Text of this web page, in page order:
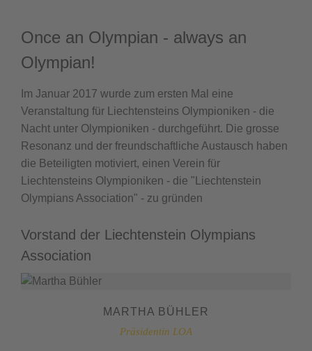
Once an Olympian - always an
Olympian!
Im Januar 2017 wurde zum ersten Mal eine
Veranstaltung für Liechtensteins Olympioniken - die
Nacht unter Olympioniken - durchgeführt. Die grosse
Resonanz und der freundschaftliche Austausch haben
die Beteiligten motiviert, einen Verein für
Liechtensteins Olympioniken - die "Liechtenstein
Olympians Association" - zu gründen
Vorstand der Liechtenstein Olympians
Association
MARTHA BÜHLER
Präsidentin LOA